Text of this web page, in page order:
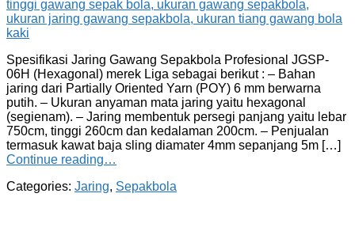
Spesifikasi Jaring Gawang Sepakbola Profesional JGSP-
06H (Hexagonal) merek Liga sebagai berikut : – Bahan
jaring dari Partially Oriented Yarn (POY) 6 mm berwarna
putih. – Ukuran anyaman mata jaring yaitu hexagonal
(segienam). – Jaring membentuk persegi panjang yaitu lebar
750cm, tinggi 260cm dan kedalaman 200cm. – Penjualan
termasuk kawat baja sling diamater 4mm sepanjang 5m […]
Continue reading…
Categories: Jaring, Sepakbola